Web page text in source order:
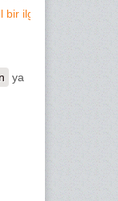
ilgi vardır? ›
ya